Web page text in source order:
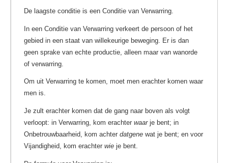
De laagste conditie is een Conditie van Verwarring.
In een Conditie van Verwarring verkeert de persoon of het
gebied in een staat van willekeurige beweging. Er is dan
geen sprake van echte productie, alleen maar van wanorde
of verwarring.
Om uit Verwarring te komen, moet men erachter komen waar
men is.
Je zult erachter komen dat de gang naar boven als volgt
verloopt: in Verwarring, kom erachter waarje bent; in
Onbetrouwbaarheid, kom achter datgene wat je bent; en voor
Vijandigheid, kom erachter wie je bent.